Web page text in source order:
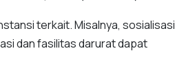
terkait. Misalnya, sosialisasi
dan fasilitas darurat dapat